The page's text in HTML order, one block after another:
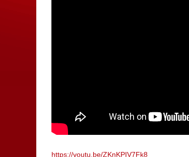
https://youtu.be/ZKnKPIV7Fk8